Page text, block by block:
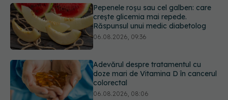
Adevărul despre tratamentul cu
doze mari de Vitamina D în cancerul
colorectal
06.08.2026, 08:06
Gabriela Cristea, manifest pentru
respect și acceptare: Corpul
fiecăruia spune o poveste
05.08.2026, 21:23